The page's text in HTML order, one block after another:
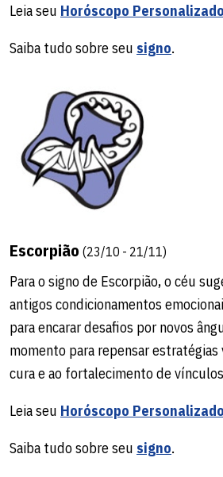
Leia seu Horóscopo Personalizado
Saiba tudo sobre seu signo.
Escorpião (23/10 - 21/11)
Para o signo de Escorpião, o céu
antigos condicionamentos
para encarar desafios por novos
momento para repensar
cura e ao fortalecimento de
Leia seu Horóscopo Personalizado
Saiba tudo sobre seu signo.